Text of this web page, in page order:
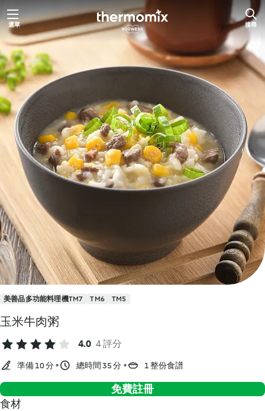
跳
至
主
要
內
容
選單 搜尋
美善品多功能料理機TM7 TM6 TM5
玉米牛肉粥
4.0 4 評分
準備 10 分 總時間 35 分 1 整份食譜
免費註冊
食材